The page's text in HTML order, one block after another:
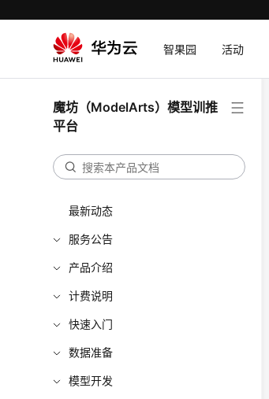
智果园 活动
魔坊（ModelArts）模型训推
平台
最新动态
服务公告
产品介绍
计费说明
快速入门
数据准备
模型开发